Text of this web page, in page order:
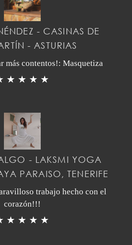
- CASINAS DE
- ASTURIAS
más contentos!: Masquetiza
★ ★ ★ ★
- LAKSMI YOGA
PARAISO, TENERIFE
trabajo hecho con el
corazón!!!
★ ★ ★ ★